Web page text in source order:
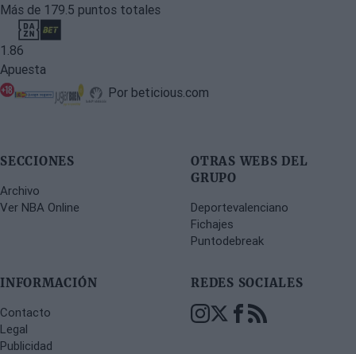
Más de 179.5 puntos totales
1.86
Apuesta
Por beticious.com
SECCIONES
Archivo
Ver NBA Online
OTRAS WEBS DEL
GRUPO
Deportevalenciano
Fichajes
Puntodebreak
INFORMACIÓN
Contacto
Legal
Publicidad
REDES SOCIALES